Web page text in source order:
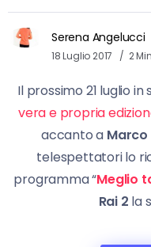
Serena Angelucci
18 Luglio 2017 2
Il prossimo 21 luglio
vera e propria
accanto a Marco
telespettatori lo
programma “Meglio
Rai 2 la